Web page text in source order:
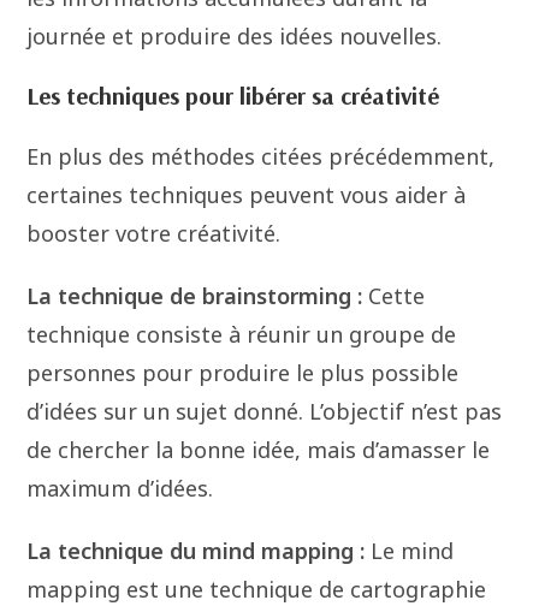
journée et produire des idées nouvelles.
Les techniques pour libérer sa créativité
En plus des méthodes citées précédemment,
certaines techniques peuvent vous aider à
booster votre créativité.
La technique de brainstorming : Cette
technique consiste à réunir un groupe de
personnes pour produire le plus possible
d’idées sur un sujet donné. L’objectif n’est pas
de chercher la bonne idée, mais d’amasser le
maximum d’idées.
La technique du mind mapping : Le mind
mapping est une technique de cartographie